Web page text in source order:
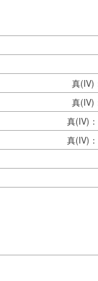
真(IV)
真(IV)
真(IV)
真(IV)